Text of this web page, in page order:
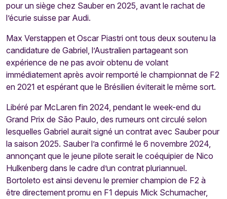
pour un siège chez Sauber en 2025, avant le rachat de
l’écurie suisse par Audi.
Max Verstappen et Oscar Piastri ont tous deux soutenu la
candidature de Gabriel, l’Australien partageant son
expérience de ne pas avoir obtenu de volant
immédiatement après avoir remporté le championnat de F2
en 2021 et espérant que le Brésilien éviterait le même sort.
Libéré par McLaren fin 2024, pendant le week-end du
Grand Prix de São Paulo, des rumeurs ont circulé selon
lesquelles Gabriel aurait signé un contrat avec Sauber pour
la saison 2025. Sauber l’a confirmé le 6 novembre 2024,
annonçant que le jeune pilote serait le coéquipier de Nico
Hulkenberg dans le cadre d’un contrat pluriannuel.
Bortoleto est ainsi devenu le premier champion de F2 à
être directement promu en F1 depuis Mick Schumacher,